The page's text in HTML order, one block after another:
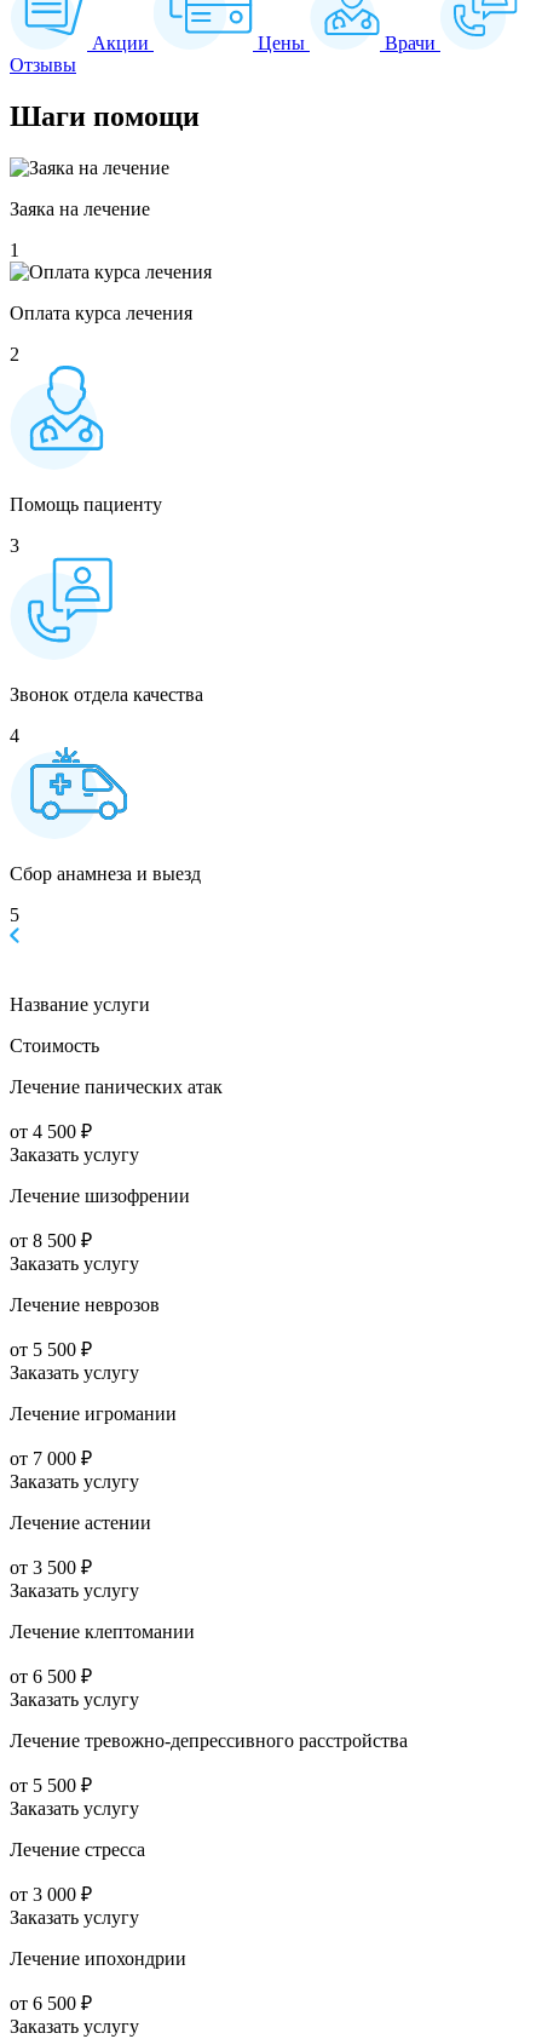
Акции Цены
Врачи
Отзывы
Шаги помощи
Заяка на лечение
1
Оплата курса лечения
2
Помощь пациенту
3
Звонок отдела качества
4
Сбор анамнеза и выезд
5
Название услуги
Стоимость
Лечение панических атак
от 4 500 ₽
Заказать услугу
Лечение шизофрении
от 8 500 ₽
Заказать услугу
Лечение неврозов
от 5 500 ₽
Заказать услугу
Лечение игромании
от 7 000 ₽
Заказать услугу
Лечение астении
от 3 500 ₽
Заказать услугу
Лечение клептомании
от 6 500 ₽
Заказать услугу
Лечение тревожно-депрессивного расстройства
от 5 500 ₽
Заказать услугу
Лечение стресса
от 3 000 ₽
Заказать услугу
Лечение ипохондрии
от 6 500 ₽
Заказать услугу